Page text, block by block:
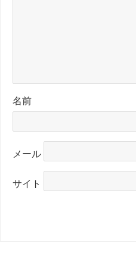
名前
メール
サイト